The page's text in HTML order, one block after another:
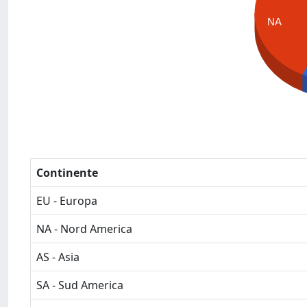
NA
Continente
EU - Europa
NA - Nord America
AS - Asia
SA - Sud America